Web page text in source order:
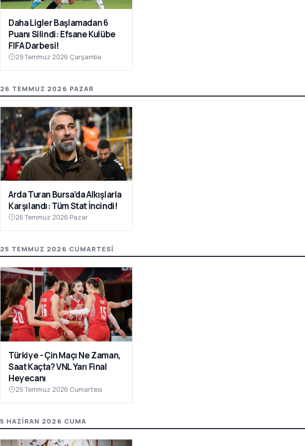
Daha Ligler Başlamadan 6
Puanı Silindi: Efsane Kulübe
FIFA Darbesi!
29 Temmuz 2026 Çarşamba
26 TEMMUZ 2026 PAZAR
Arda Turan Bursa’da Alkışlarla
Karşılandı: Tüm Stat İncindi!
26 Temmuz 2026 Pazar
25 TEMMUZ 2026 CUMARTESI
Türkiye - Çin Maçı Ne Zaman,
Saat Kaçta? VNL Yarı Final
Heyecanı
25 Temmuz 2026 Cumartesi
5 HAZIRAN 2026 CUMA